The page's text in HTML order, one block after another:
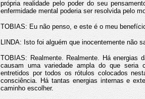
própria realidade pelo poder do seu
enfermidade mental poderia ser resolvida pelo
TOBIAS: Eu não penso, e este é o meu
LINDA: Isto foi alguém que inocentemente não
TOBIAS: Realmente. Realmente. Há energias
causam uma variedade ampla do que seria
entretidos por todos os rótulos colocados
consciência. Há tantas energias internas e
caminho escolher.